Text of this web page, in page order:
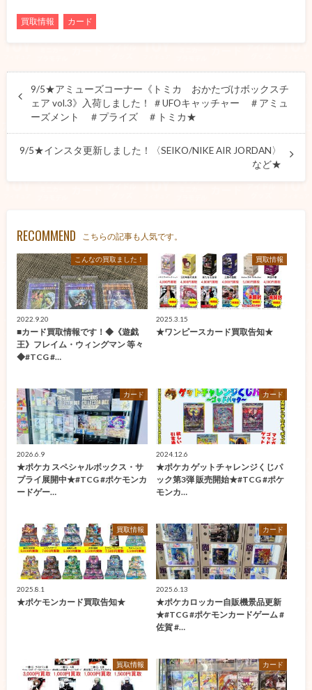
買取情報 カード
9/5★アミューズコーナー《トミカ おかたづけボックスチ
ェア vol.3》入荷しました！ ＃UFOキャッチャー ＃アミュ
ーズメント ＃プライズ ＃トミカ★
9/5★インスタ更新しました！〈SEIKO/NIKE AIR JORDAN〉
など★
RECOMMEND こちらの記事も人気です。
こんなの買取ました！
2022.9.20
■カード買取情報です！◆《遊戯
王》フレイム・ウィングマン 等々
◆#TCG #…
買取情報
2025.3.15
★ワンピースカード買取告知★
カード
2026.6.9
★ポケカ スペシャルボックス・サ
プライ展開中★#TCG #ポケモンカ
ードゲー…
カード
2024.12.6
★ポケカ ゲットチャレンジくじパ
ック第3弾 販売開始★#TCG #ポケ
モンカ…
買取情報
2025.8.1
★ポケモンカード買取告知★
カード
2025.6.13
★ポケカロッカー自販機景品更新
★#TCG #ポケモンカードゲーム #
佐賀 #…
買取情報 カード